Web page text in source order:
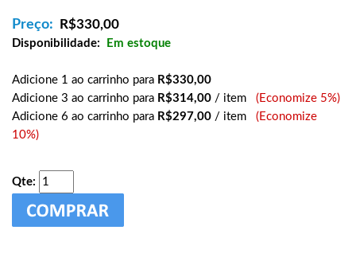
Preço: R$330,00
Disponibilidade: Em estoque
Adicione 1 ao carrinho para R$330,00
Adicione 3 ao carrinho para R$314,00 / item (Economize 5%)
Adicione 6 ao carrinho para R$297,00 / item (Economize
10%)
Qte: